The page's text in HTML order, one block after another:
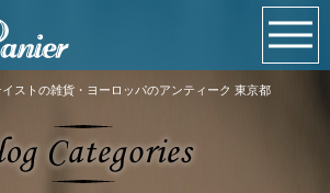
ストの雑貨・ヨーロッパのアンティーク 東京都